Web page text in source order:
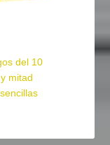
del 10
mitad